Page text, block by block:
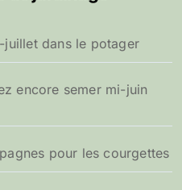
juillet dans le potager
encore semer mi-juin
pour les courgettes